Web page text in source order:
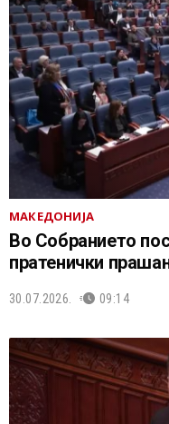
МАКЕДОНИЈА
Во Собранието
пратенички
30.07.2026. 09:14